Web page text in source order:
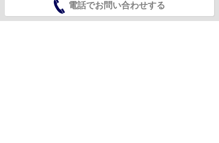
電話でお問い合わせする